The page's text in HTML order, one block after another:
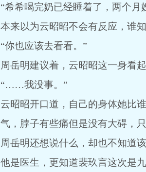
“希希喝完奶已经睡着了，两个月
本来以为云昭昭不会有反应，谁
“你也应该去看看。”
周岳明建议着，云昭昭这一身看
“……我没事。”
云昭昭开口道，自己的身体她比
气，脖子有些痛但是没有大碍，
周岳明还想说什么，却也不知道该
他是医生，更知道裴玖言这次是九